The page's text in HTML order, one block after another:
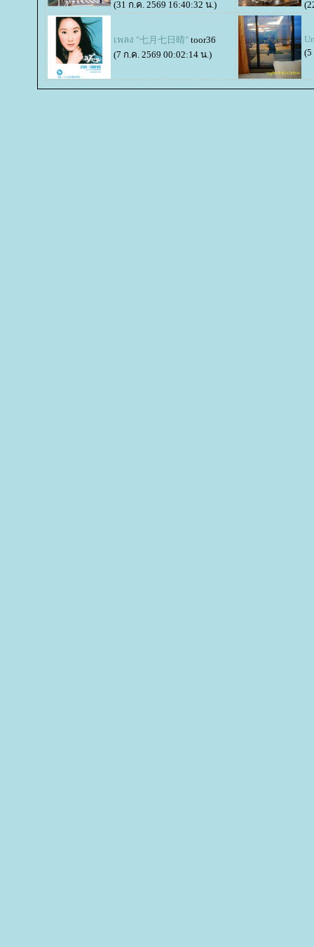
(31 ก.ค. 2569 16:40:32 น.)
เพลง "七月七日晴" toor36
(7 ก.ค. 2569 00:02:14 น.)
(5